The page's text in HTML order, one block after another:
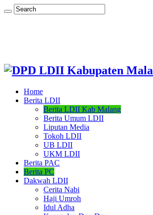
Home
Berita LDII
Berita LDII Kab Malang
Berita Umum LDII
Liputan Media
Tokoh LDII
UB LDII
UKM LDII
Berita PAC
Berita PC
Dakwah LDII
Cerita Nabi
Haji Umroh
Idul Adha